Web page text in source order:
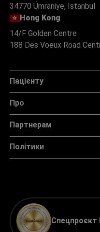
34770 Ümraniye, Istanbul
Hong Kong
14/F Golden Centre
188 Des Voeux Road
Пацієнту
Про
Партнерам
Політики
Спецпроєкт